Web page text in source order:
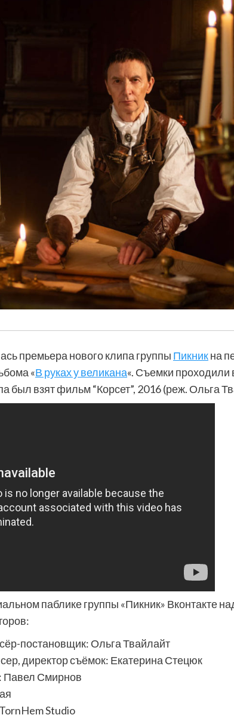
премьера нового клипа группы Пикникна
«В руках у великана«. Съемки проходили
был взят фильм “Корсет”, 2016 (реж. Ольга
паблике группы «Пикник» Вконтакте
постановщик: Ольга Твайлайт
директор съёмок: Екатерина Стецюк
Павел Смирнов
Studio